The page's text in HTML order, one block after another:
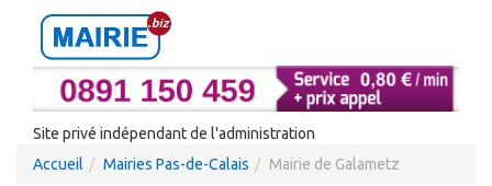
Site privé indépendant de l'administration
Accueil
Mairies Pas-de-Calais Mairie de Galametz